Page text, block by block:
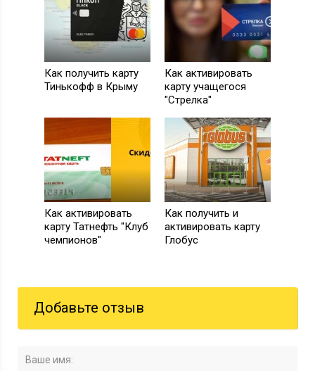
Как получить карту
Тинькофф в Крыму
Как активировать
карту учащегося
"Стрелка"
Как активировать
карту Татнефть "Клуб
чемпионов"
Как получить и
активировать карту
Глобус
Добавьте отзыв